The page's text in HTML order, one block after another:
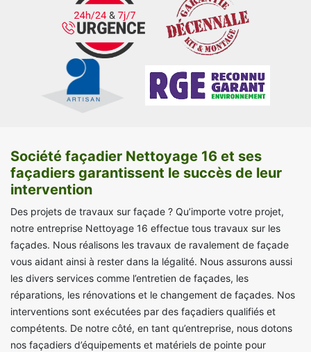
Société façadier Nettoyage 16 et ses
façadiers garantissent le succès de leur
intervention
Des projets de travaux sur façade ? Qu’importe votre projet,
notre entreprise Nettoyage 16 effectue tous travaux sur les
façades. Nous réalisons les travaux de ravalement de façade
vous aidant ainsi à rester dans la légalité. Nous assurons aussi
les divers services comme l’entretien de façades, les
réparations, les rénovations et le changement de façades. Nos
interventions sont exécutées par des façadiers qualifiés et
compétents. De notre côté, en tant qu’entreprise, nous dotons
nos façadiers d’équipements et matériels de pointe pour